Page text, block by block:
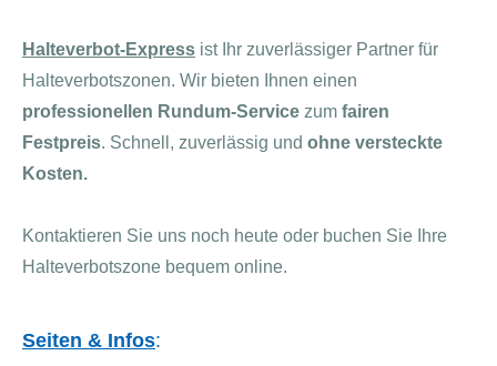
Halteverbot-Express ist Ihr zuverlässiger Partner für
Halteverbotszonen. Wir bieten Ihnen einen
professionellen Rundum-Service zum fairen
Festpreis. Schnell, zuverlässig und ohne versteckte
Kosten.
Kontaktieren Sie uns noch heute oder buchen Sie Ihre
Halteverbotszone bequem online.
Seiten & Infos: